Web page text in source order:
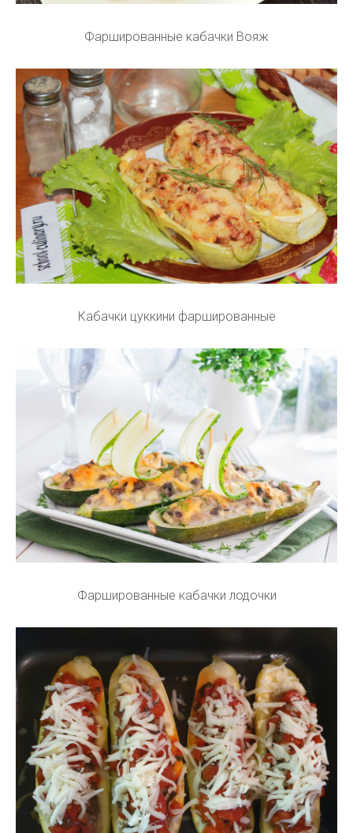
Фаршированные кабачки Вояж
Кабачки цуккини фаршированные
Фаршированные кабачки лодочки